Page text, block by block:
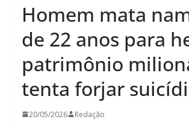
Homem mata
de 22 anos para
patrimônio
tenta forjar
20/05/2026 Redação